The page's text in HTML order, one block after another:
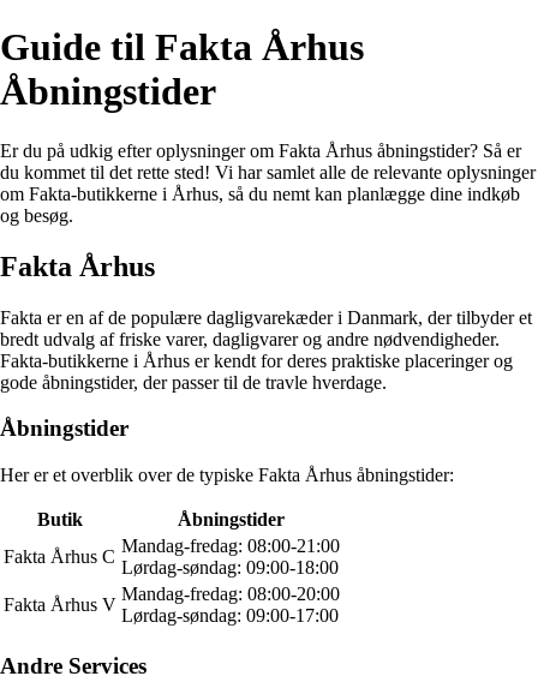
Guide til Fakta Århus
Åbningstider
Er du på udkig efter oplysninger om Fakta Århus åbningstider? Så er
du kommet til det rette sted! Vi har samlet alle de relevante oplysninger
om Fakta-butikkerne i Århus, så du nemt kan planlægge dine indkøb
og besøg.
Fakta Århus
Fakta er en af de populære dagligvarekæder i Danmark, der tilbyder et
bredt udvalg af friske varer, dagligvarer og andre nødvendigheder.
Fakta-butikkerne i Århus er kendt for deres praktiske placeringer og
gode åbningstider, der passer til de travle hverdage.
Åbningstider
Her er et overblik over de typiske Fakta Århus åbningstider:
Butik
Åbningstider
Fakta Århus C
Mandag-fredag: 08:00-21:00
Lørdag-søndag: 09:00-18:00
Fakta Århus V
Mandag-fredag: 08:00-20:00
Lørdag-søndag: 09:00-17:00
Andre Services